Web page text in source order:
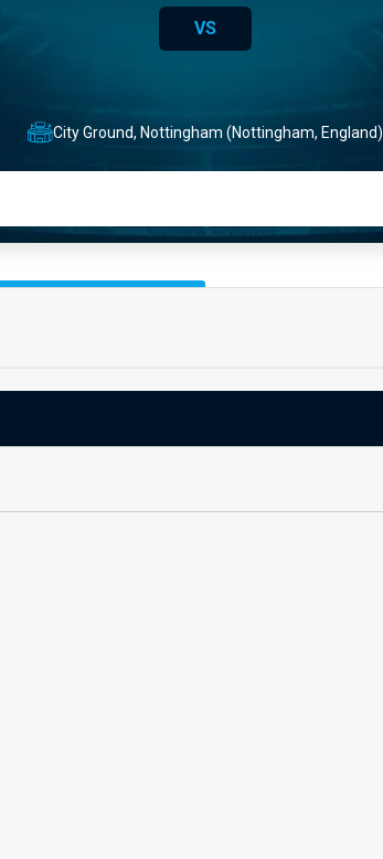
VS
City Ground, Nottingham (Nottingham, England)